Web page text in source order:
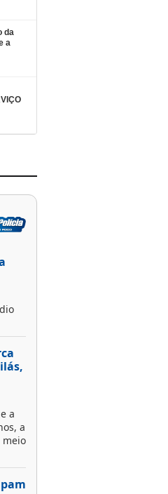
da
a
a
a
meio